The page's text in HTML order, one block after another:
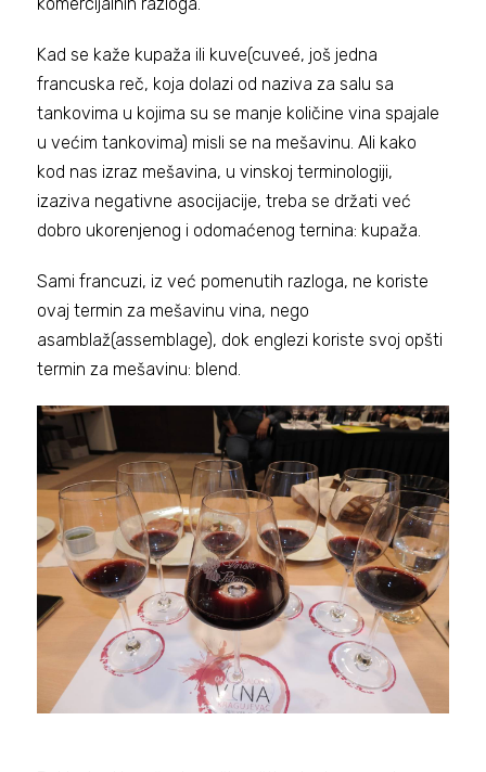
Kad se kaže kupaža ili kuve(cuveé, još jedna
francuska reč, koja dolazi od naziva za salu sa
tankovima u kojima su se manje količine vina spajale
u većim tankovima) misli se na mešavinu. Ali kako
kod nas izraz mešavina, u vinskoj terminologiji,
izaziva negativne asocijacije, treba se držati već
dobro ukorenjenog i odomaćenog ternina: kupaža.
Sami francuzi, iz već pomenutih razloga, ne koriste
ovaj termin za mešavinu vina, nego
asamblaž(assemblage), dok englezi koriste svoj opšti
termin za mešavinu: blend.